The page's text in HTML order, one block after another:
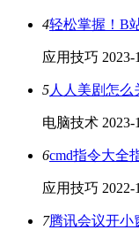
4轻松掌握！B
应用技巧 2023-
5人人美剧怎
电脑技术 2023-
6cmd指令大全
应用技巧 2022-
7腾讯会议开小